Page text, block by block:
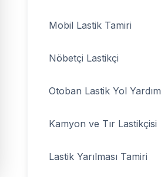
Mobil Lastik Tamiri
Nöbetçi Lastikçi
Otoban Lastik Yol Yardım
Kamyon ve Tır Lastikçisi
Lastik Yarılması Tamiri